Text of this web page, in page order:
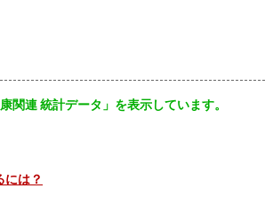
関連 統計データ」を表示しています。
には？